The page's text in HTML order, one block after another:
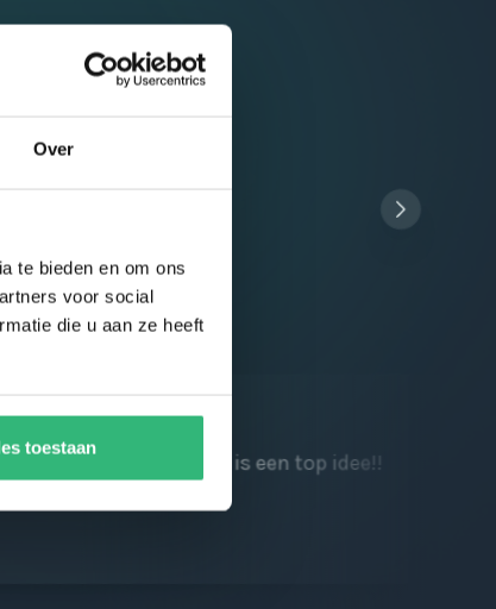
Over
te bieden en om ons
voor social
die u aan ze heeft
toestaan
punten sparen is een top idee!!